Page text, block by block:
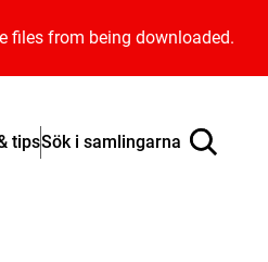
files from being downloaded.
tipsSök i samlingarna